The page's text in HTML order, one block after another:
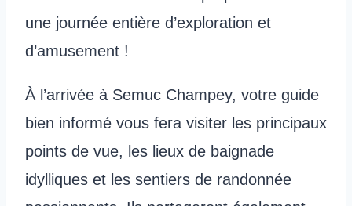
une journée entière d’exploration et
d’amusement !
À l’arrivée à Semuc Champey, votre guide
bien informé vous fera visiter les principaux
points de vue, les lieux de baignade
idylliques et les sentiers de randonnée